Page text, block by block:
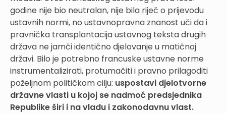
godine nije bio neutralan, nije bila riječ o prijevodu
ustavnih normi, no ustavnopravna znanost uči da i
pravnička transplantacija ustavnog teksta drugih
država ne jamči identično djelovanje u matičnoj
državi. Bilo je potrebno francuske ustavne norme
instrumentalizirati, protumačiti i pravno prilagoditi
poželjnom političkom cilju: uspostavi djelotvorne
državne vlasti u kojoj se nadmoć predsjednika
Republike širi i na vladu i zakonodavnu vlast.